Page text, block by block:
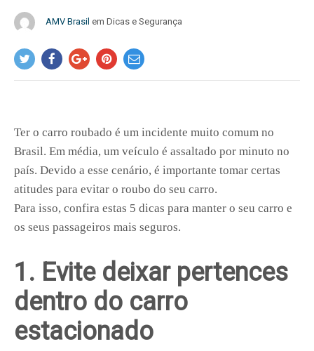
AMV Brasil em Dicas e Segurança
Ter o carro roubado é um incidente muito comum no
Brasil. Em média, um veículo é assaltado por minuto no
país. Devido a esse cenário, é importante tomar certas
atitudes para evitar o roubo do seu carro.
Para isso, confira estas 5 dicas para manter o seu carro e
os seus passageiros mais seguros.
1. Evite deixar pertences
dentro do carro
estacionado